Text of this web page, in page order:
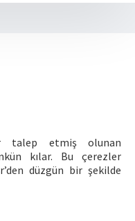
talep etmiş olunan
kılar. Bu çerezler
düzgün bir şekilde